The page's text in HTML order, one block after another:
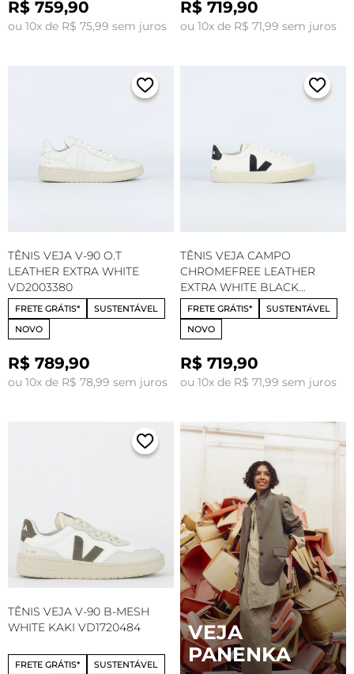
R$ 759,90
ou 10x de R$ 75,99 sem juros
R$ 719,90
ou 10x de R$ 71,99 sem juros
TÊNIS VEJA V-90 O.T
LEATHER EXTRA WHITE
VD2003380
FRETE GRÁTIS*
SUSTENTÁVEL
NOVO
R$ 789,90
ou 10x de R$ 78,99 sem juros
TÊNIS VEJA CAMPO
CHROMEFREE LEATHER
EXTRA WHITE BLACK
CP0501537
FRETE GRÁTIS*
SUSTENTÁVEL
NOVO
R$ 719,90
ou 10x de R$ 71,99 sem juros
TÊNIS VEJA V-90 B-MESH
WHITE KAKI VD1720484
FRETE GRÁTIS*
SUSTENTÁVEL
VEJA
PANENKA